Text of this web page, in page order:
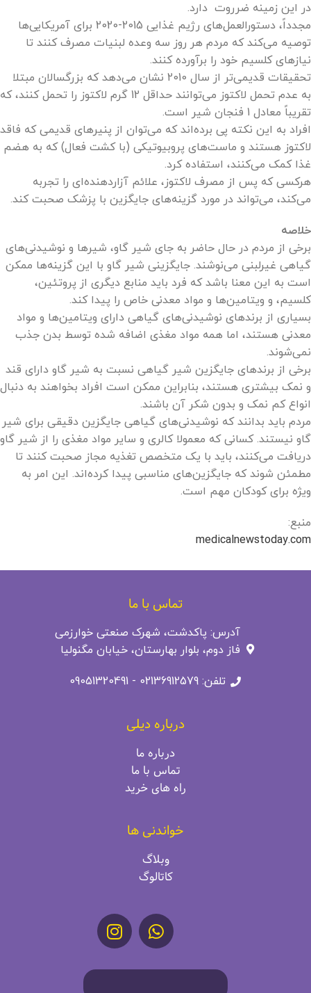
در این زمینه ضرروت دارد.
مجدداً، دستورالعمل‌های رژیم غذایی 2015-2020 برای آمریکایی‌ها
توصیه می‌کند که مردم هر روز سه وعده لبنیات مصرف کنند تا
نیازهای کلسیم خود را برآورده کنند.
تحقیقات قدیمی‌تر از سال 2010 نشان می‌دهد که بزرگسالان مبتلا
به عدم تحمل لاکتوز می‌توانند حداقل 12 گرم لاکتوز را تحمل کنند، که
تقریباً معادل 1 فنجان شیر است.
افراد به این نکته پی برده‌اند که می‌توان از پنیرهای قدیمی که فاقد
لاکتوز هستند و ماست‌های پروبیوتیکی (با کشت فعال) که به هضم
غذا کمک می‌کنند، استفاده کرد.
هرکسی که پس از مصرف لاکتوز، علائم آزاردهنده‌ای را تجربه
می‌کند، می‌تواند در مورد گزینه‌های جایگزین با پزشک صحبت کند.
خلاصه
برخی از مردم در حال حاضر به جای شیر گاو، شیرها و نوشیدنی‌های
گیاهی غیرلبنی می‌نوشند. جایگزینی شیر گاو با این گزینه‌ها ممکن
است به این معنا باشد که فرد باید منابع دیگری از پروتئین،
کلسیم، و ویتامین‌ها و مواد معدنی خاص را پیدا کند.
بسیاری از برندهای نوشیدنی‌های گیاهی دارای ویتامین‌ها و مواد
معدنی هستند، اما همه مواد مغذی اضافه شده توسط بدن جذب
نمی‌شوند.
برخی از برندهای جایگزین شیر گیاهی نسبت به شیر گاو دارای قند
و نمک بیشتری هستند، بنابراین ممکن است افراد بخواهند به دنبال
انواع کم نمک و بدون شکر آن باشند.
مردم باید بدانند که نوشیدنی‌های گیاهی جایگزین دقیقی برای شیر
گاو نیستند. کسانی که معمولا کالری و سایر مواد مغذی را از شیر گاو
دریافت می‌کنند، باید با یک متخصص تغذیه مجاز صحبت کنند تا
مطمئن شوند که جایگزین‌های مناسبی پیدا کرده‌اند. این امر به
ویژه برای کودکان مهم است.
منبع:
medicalnewstoday.com
تماس با ما
آدرس: پاکدشت، شهرک صنعتی خوارزمی
فاز دوم، بلوار بهارستان، خیابان مگنولیا
تلفن: 02136912579 - 09051320491
درباره دیلی
درباره ما
تماس با ما
راه‌ های خرید
خواندنی ها
وبلاگ
کاتالوگ